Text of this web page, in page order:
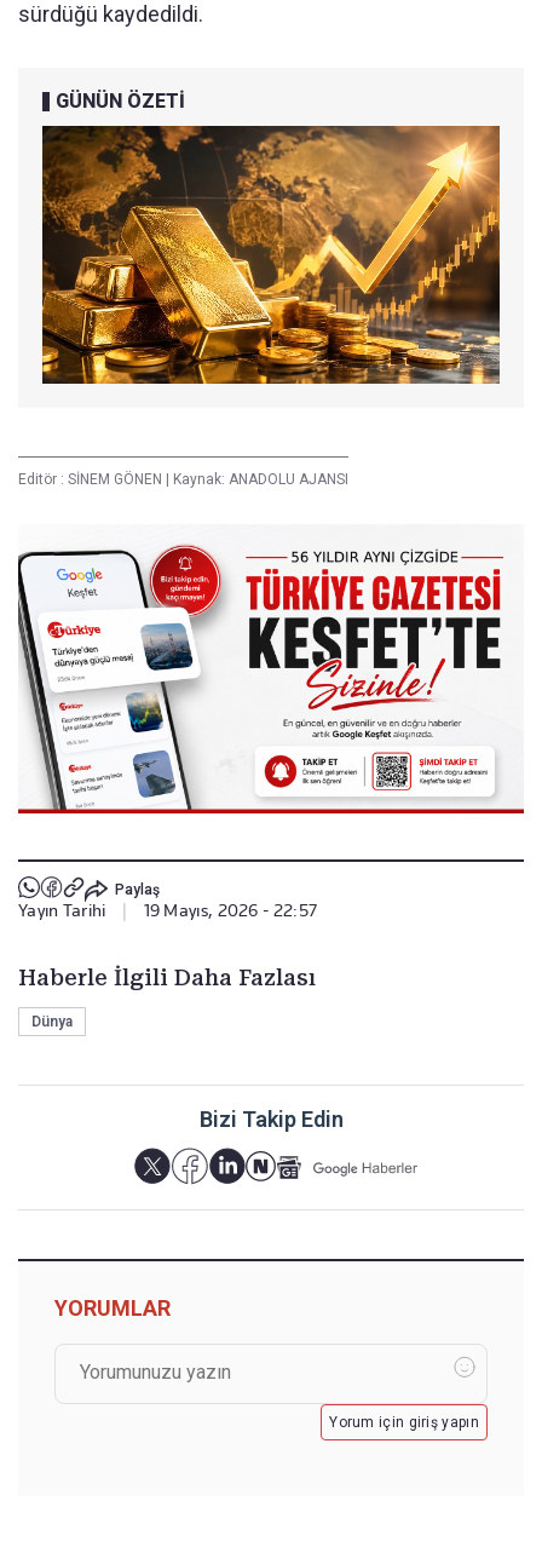
sürdüğü kaydedildi.
GÜNÜN ÖZETİ
Editör : SİNEM GÖNEN | Kaynak: ANADOLU AJANSI
Paylaş
Yayın Tarihi 19 Mayıs, 2026 - 22:57
Haberle İlgili Daha Fazlası
Dünya
Bizi Takip Edin
YORUMLAR
Yorum için giriş yapın